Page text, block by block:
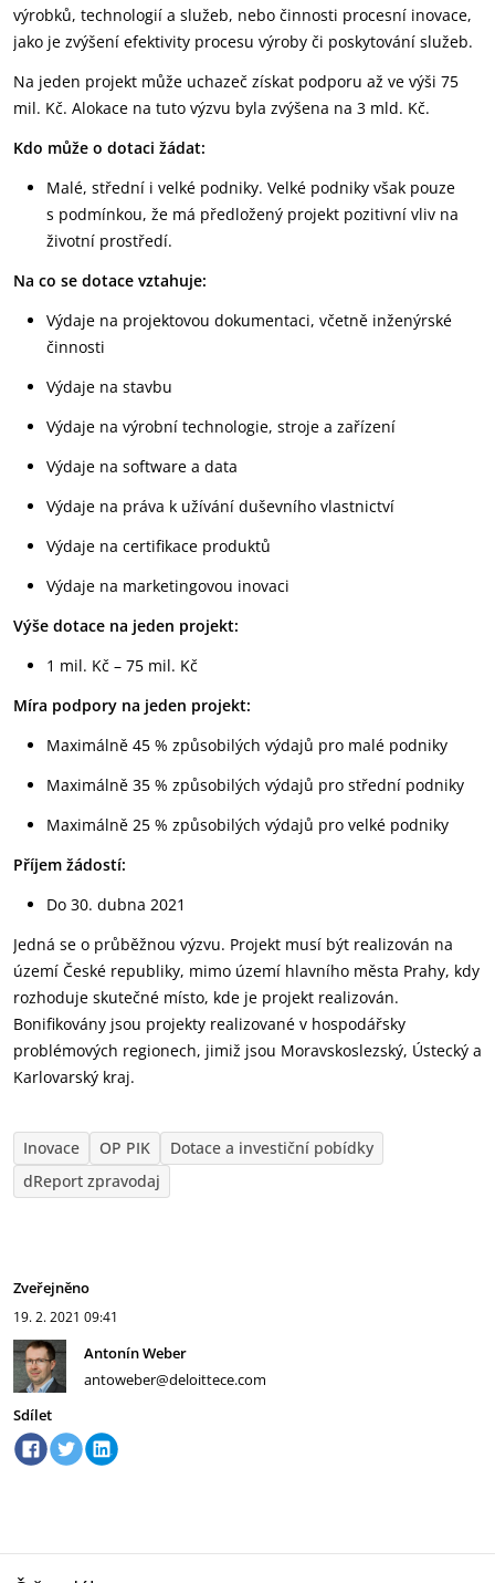
výrobků, technologií a služeb, nebo činnosti procesní inovace,
jako je zvýšení efektivity procesu výroby či poskytování služeb.
Na jeden projekt může uchazeč získat podporu až ve výši 75
mil. Kč. Alokace na tuto výzvu byla zvýšena na 3 mld. Kč.
Kdo může o dotaci žádat:
Malé, střední i velké podniky. Velké podniky však pouze
s podmínkou, že má předložený projekt pozitivní vliv na
životní prostředí.
Na co se dotace vztahuje:
Výdaje na projektovou dokumentaci, včetně inženýrské
činnosti
Výdaje na stavbu
Výdaje na výrobní technologie, stroje a zařízení
Výdaje na software a data
Výdaje na práva k užívání duševního vlastnictví
Výdaje na certifikace produktů
Výdaje na marketingovou inovaci
Výše dotace na jeden projekt:
1 mil. Kč – 75 mil. Kč
Míra podpory na jeden projekt:
Maximálně 45 % způsobilých výdajů pro malé podniky
Maximálně 35 % způsobilých výdajů pro střední podniky
Maximálně 25 % způsobilých výdajů pro velké podniky
Příjem žádostí:
Do 30. dubna 2021
Jedná se o průběžnou výzvu. Projekt musí být realizován na
území České republiky, mimo území hlavního města Prahy, kdy
rozhoduje skutečné místo, kde je projekt realizován.
Bonifikovány jsou projekty realizované v hospodářsky
problémových regionech, jimiž jsou Moravskoslezský, Ústecký a
Karlovarský kraj.
Inovace OP PIK
Dotace a investiční pobídky
dReport zpravodaj
Zveřejněno
19. 2. 2021 09:41
Antonín Weber
antoweber@deloittece.com
Sdílet